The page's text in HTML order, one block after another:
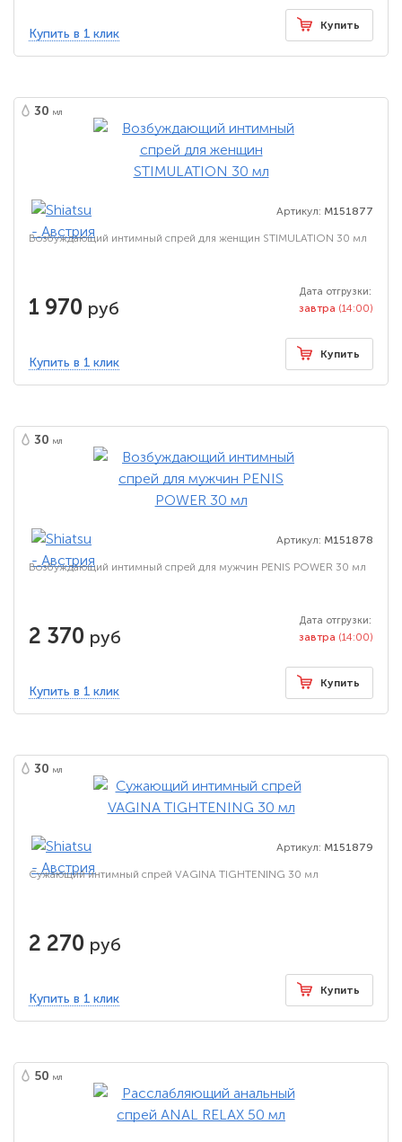
Купить в 1 клик
Купить
30 мл
Артикул: M151877
Возбуждающий интимный спрей для женщин STIMULATION 30 мл
1 970 руб
Дата отгрузки:
завтра (14:00)
Купить в 1 клик
Купить
30 мл
Артикул: M151878
Возбуждающий интимный спрей для мужчин PENIS POWER 30 мл
2 370 руб
Дата отгрузки:
завтра (14:00)
Купить в 1 клик
Купить
30 мл
Артикул: M151879
Сужающий интимный спрей VAGINA TIGHTENING 30 мл
2 270 руб
Купить в 1 клик
Купить
50 мл